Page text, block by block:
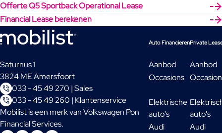
Offerte Q5 Sportback Operational Lease
Financial Lease berekenen
Saturnus 1
3824 ME Amersfoort
033 - 45 49 270 | Sales
033 - 45 49 260 | Klantenservice
Mobilist is een merk van Volkswagen Pon
Financial Services.
Auto Financieren
Aanbod
Occasions
Elektrische
auto's
Audi
Private
Aanbod
auto's
Audi